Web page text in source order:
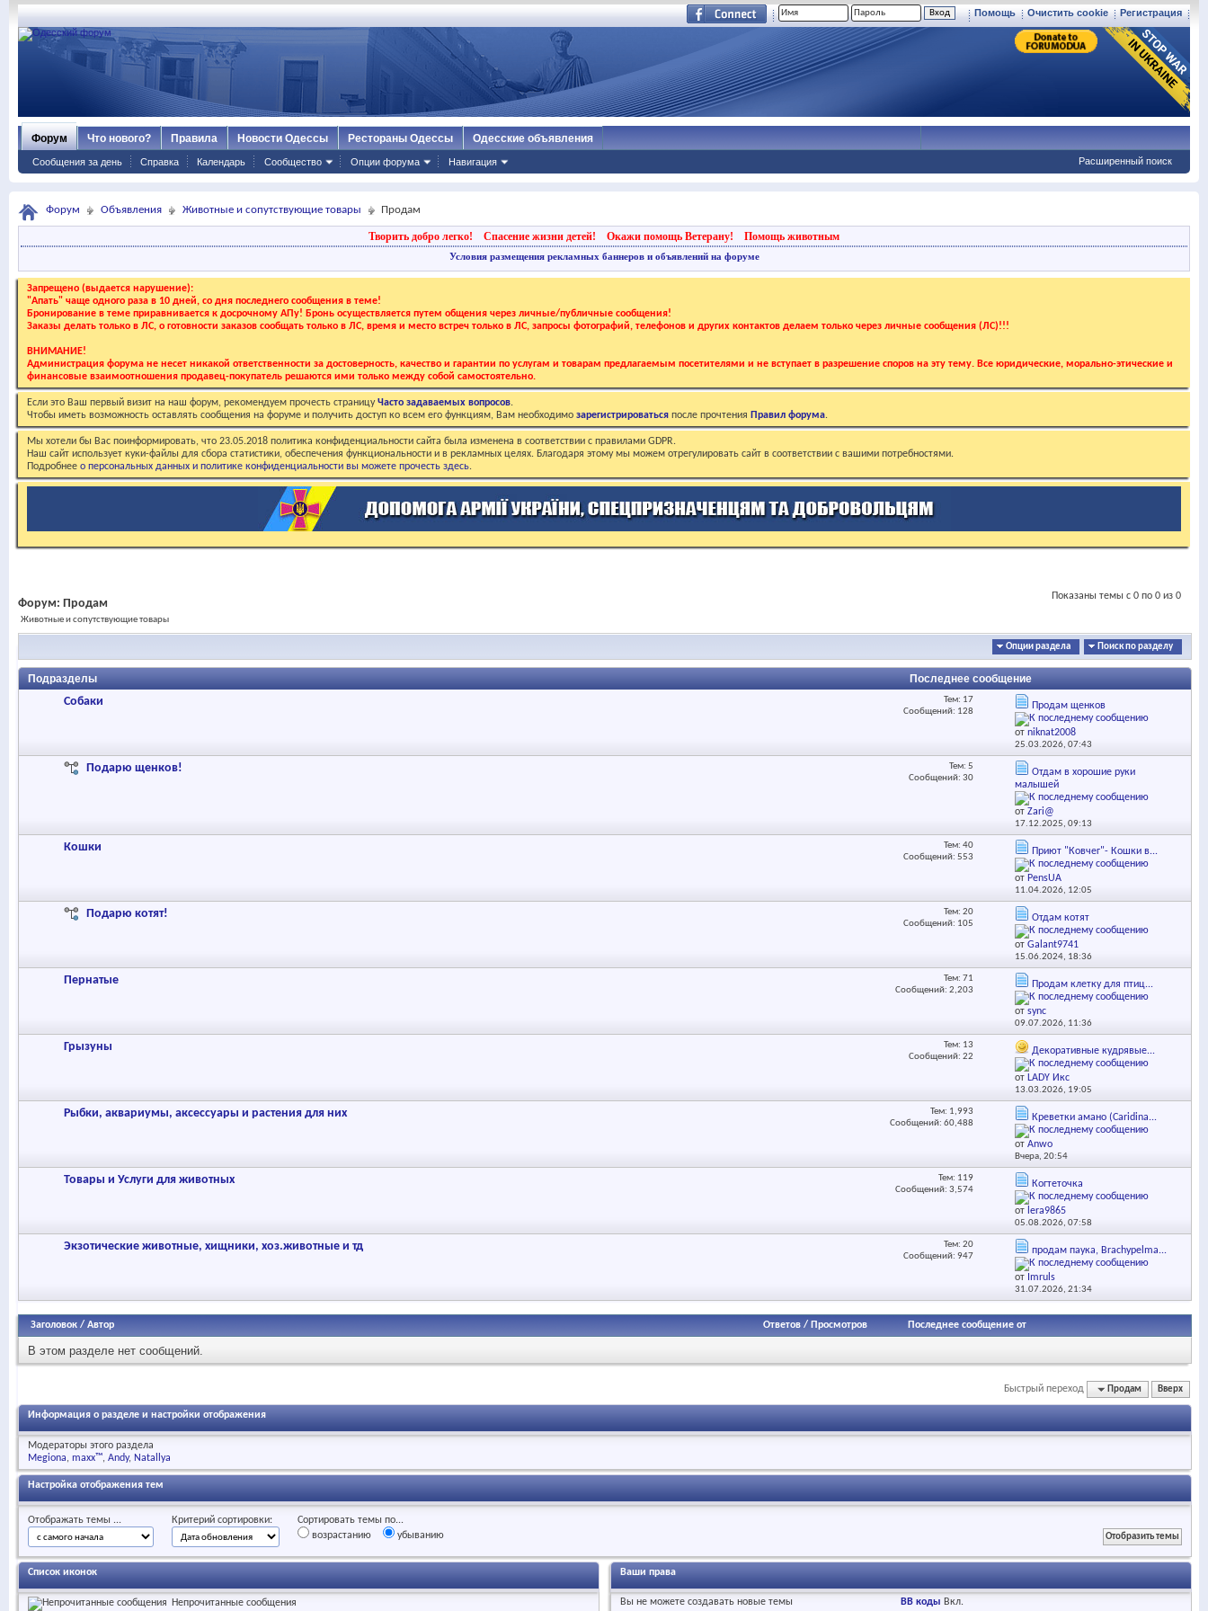
Регистрация
Очистить cookie
Помощь
Форум
Сообщения за день Справка Календарь Сообщество Опции форума Навигация
Что нового? Правила Новости Одессы Рестораны Одессы Одесские объявления
Расширенный поиск
Форум Объявления Животные и сопутствующие товары Продам
Творить добро легко! Спасение жизни детей! Окажи помощь Ветерану! Помощь животным
Условия размещения рекламных баннеров и объявлений на форуме
Запрещено (выдается нарушение):
"Апать" чаще одного раза в 10 дней, со дня последнего сообщения в теме!
Бронирование в теме приравнивается к досрочному АПу! Бронь осуществляется путем общения через личные/публичные сообщения!
Заказы делать только в ЛС, о готовности заказов сообщать только в ЛС, время и место встреч только в ЛС, запросы фотографий, телефонов и других контактов делаем только через личные сообщения (ЛС)!!!
ВНИМАНИЕ!
Администрация форума не несет никакой ответственности за достоверность, качество и гарантии по услугам и товарам предлагаемым посетителями и не вступает в разрешение споров на эту тему. Все юридические, морально-этические и
финансовые взаимоотношения продавец-покупатель решаются ими только между собой самостоятельно.
Если это Ваш первый визит на наш форум, рекомендуем прочесть страницуЧасто задаваемых вопросов.
Чтобы иметь возможность оставлять сообщения на форуме и получить доступ ко всем его функциям, Вам необходимо зарегистрироваться после прочтения Правил форума.
Мы хотели бы Вас поинформировать, что 23.05.2018 политика конфиденциальности сайта была изменена в соответствии с правилами GDPR.
Наш сайт использует куки-файлы для сбора статистики, обеспечения функциональности и в рекламных целях. Благодаря этому мы можем отрегулировать сайт в соответствии с вашими потребностями.
Подробнее о персональных данных и политике конфиденциальности вы можете прочесть здесь.
Показаны темы с 0 по 0 из 0
Форум: Продам
Животные и сопутствующие товары
Опции раздела Поиск по разделу
Подразделы Последнее сообщение
Собаки
Тем: 17
Сообщений: 128
Продам щенков
отniknat2008
25.03.2026,07:43
Подарю щенков!
Тем: 5
Сообщений: 30
Отдам в хорошие руки
малышей
отZari@
17.12.2025,09:13
Кошки
Тем: 40
Сообщений: 553
Приют "Ковчег"- Кошки в...
от PensUA
11.04.2026, 12:05
Подарю котят!
Тем: 20
Сообщений: 105
Отдам котят
отGalant9741
15.06.2024, 18:36
Пернатые
Тем: 71
Сообщений: 2,203
Продам клетку для птиц...
отsync
09.07.2026, 11:36
Грызуны
Тем: 13
Сообщений: 22
Декоративные кудрявые...
от LADY Икс
13.03.2026, 19:05
Рыбки, аквариумы, аксессуары и растения для них
Тем: 1,993
Сообщений: 60,488
Креветки амано (Caridina...
отAnwo
Вчера,20:54
Товары и Услуги для животных
Тем: 119
Сообщений: 3,574
Когтеточка
от lera9865
05.08.2026,07:58
Экзотические животные, хищники, хоз.животные и тд
Тем: 20
Сообщений: 947
продам паука, Brachypelma...
от Imruls
31.07.2026,21:34
Заголовок / Автор Ответов/ Просмотров Последнее сообщение от
В этом разделе нет сообщений.
Быстрый переход Продам Вверх
Информация о разделе и настройки отображения
Модераторы этого раздела
Megiona maxx™ Andy Natallya
Настройка отображения тем
Отображать темы ... Критерий сортировки:
Сортировать темы по...
возрастанию
убыванию
Список иконок
Непрочитанные сообщения
Ваши права
Вы не можетесоздавать новые темы
BB коды Вкл.